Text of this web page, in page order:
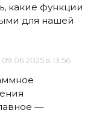
какие функции
для нашей
09.06.2025 в 13:56
—